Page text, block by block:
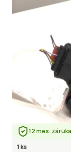
12 mes. záruka
1 ks